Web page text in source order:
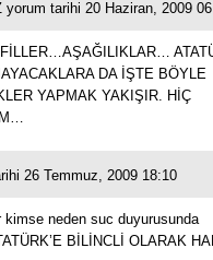
yorum tarihi 20 Haziran, 2009
DA İŞTE BÖYLE
YAPMAK YAKIŞIR. HİÇ
26 Temmuz, 2009 18:10
kimse neden suc duyurusunda
BİLİNCLİ OLARAK